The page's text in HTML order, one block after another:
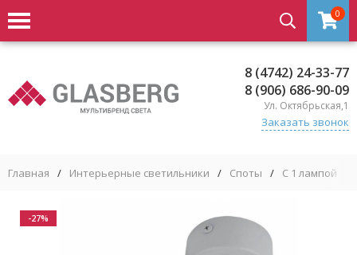
0
8 (4742) 24-33-77
8 (906) 686-90-09
Ул. Октябрьская,1
Заказать звонок
Главная / Интерьерные светильники / Споты / С 1 лампой
-27%